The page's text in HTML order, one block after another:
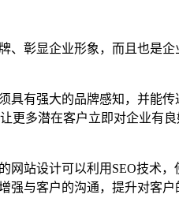
彰显企业形象，而且也是
有强大的品牌感知，并能
多潜在客户立即对企业有
站设计可以利用SEO技术
与客户的沟通，提升对客